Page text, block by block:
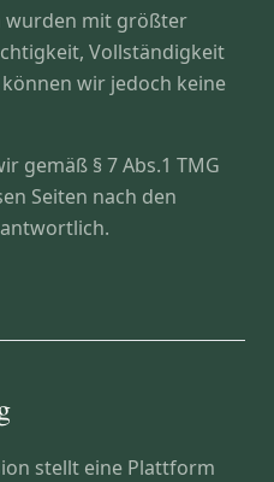
wurden mit größter
Vollständigkeit
wir jedoch keine
gemäß § 7 Abs.1 TMG
Seiten nach den
stellt eine Plattform